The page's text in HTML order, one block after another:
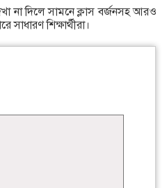
না দিলে সামনে ক্লাস বর্জনসহ আরও
শিক্ষার্থীরা।